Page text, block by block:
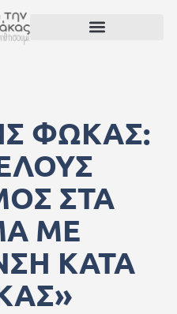
ΦΩΚΑΣ:
ΣΤΑ
ΜΕ
ΚΑΤΑ